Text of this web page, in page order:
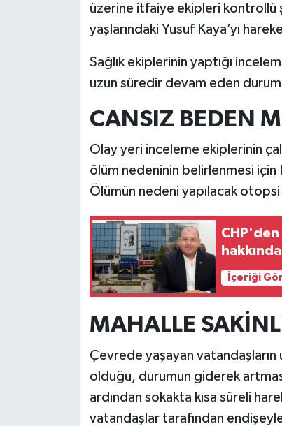
üzerine itfaiye ekipleri
yaşlarındaki Yusuf Kaya’yı
Sağlık ekiplerinin yaptığı
uzun süredir devam eden
CANSIZ BEDEN
Olay yeri inceleme ekiplerinin
ölüm nedeninin belirlenmesi için
Ölümün nedeni yapılacak
CHP'den
İçeriği
MAHALLE
Çevrede yaşayan
olduğu, durumun giderek
ardından sokakta kısa süreli
vatandaşlar tarafından